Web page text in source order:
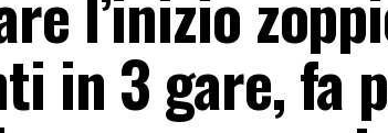
in 3 gare, fa